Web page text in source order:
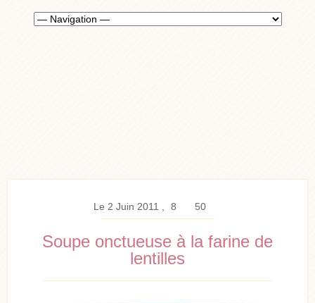
Le 2 Juin 2011 8 50
Soupe onctueuse à la farine de
lentilles